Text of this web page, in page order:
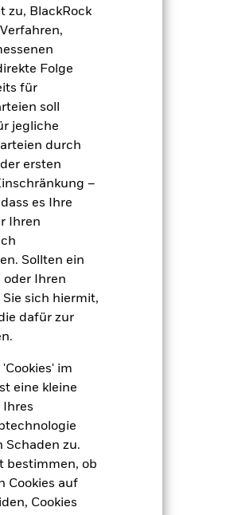
zu, BlackRock
Folge
für
soll
jegliche
durch
ersten
–
es Ihre
Ihren
Sollten ein
oder Ihren
sich hiermit,
dafür zur
im
eine kleine
Ihres
Schaden zu.
bestimmen, ob
Cookies auf
Cookies
Other Equity
auf Basis von
Terminpreisen
51,63